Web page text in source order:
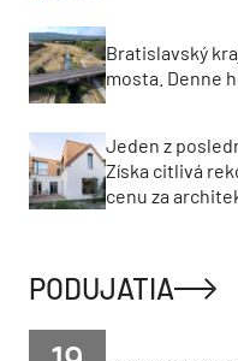
Bratislavský
mosta. Denne
Jeden z
Získa citlivá
cenu za
PODUJATIA